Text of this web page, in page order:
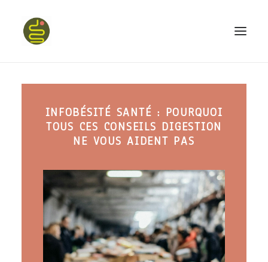
PROGRAMME HAPPY BELLY
MON LIVRE
CONFÉRENCES
podcast kinoa
INFOBÉSITÉ SANTÉ : POURQUOI
TOUS CES CONSEILS DIGESTION
NE VOUS AIDENT PAS